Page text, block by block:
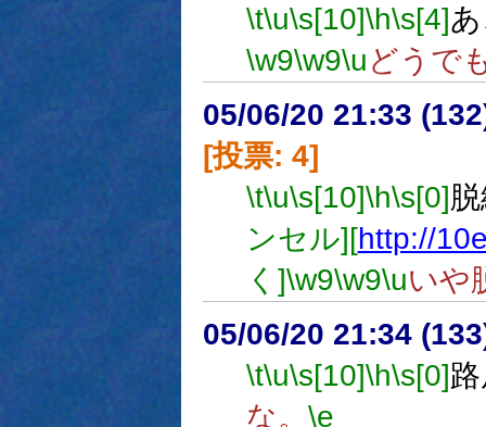
\t\u\s[10]\h\s[4]
\w9\w9\uどうで
05/06/20 21:33
[投票: 4]
\t\u\s[10]\h\s[0]
ンセル][http://
く]\w9\w9\uいや
05/06/20 21:34
\t\u\s[10]\h\s[0]
な。 \e